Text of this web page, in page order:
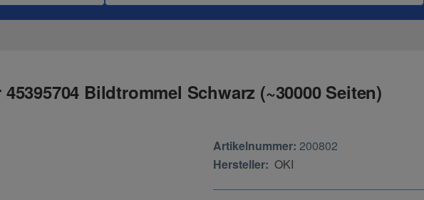
Bildtrommel Schwarz (~30000 Seiten)
Artikelnummer: 200802
Hersteller: OKI